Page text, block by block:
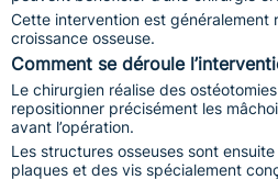
Cette intervention est généralement
croissance osseuse.
Comment se déroule
Le chirurgien réalise des
repositionner précisément les
avant l’opération.
Les structures osseuses sont
plaques et des vis spécialement